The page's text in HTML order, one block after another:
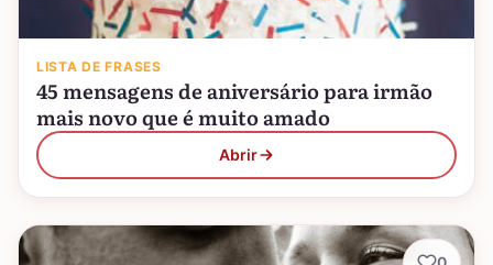
LISTA DE FRASES
45 mensagens de aniversário para irmão
mais novo que é muito amado
Abrir